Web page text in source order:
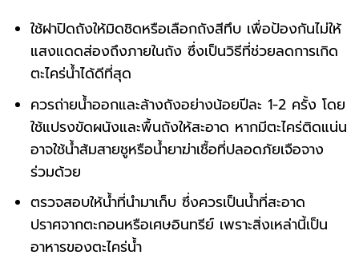
ใช้ฝาปิดถังให้มิดชิดหรือเลือกถังสีทึบ เพื่อป้องกันไม่ให้
แสงแดดส่องถึงภายในถัง ซึ่งเป็นวิธีที่ช่วยลดการเกิด
ตะไคร่น้ำได้ดีที่สุด
ควรถ่ายน้ำออกและล้างถังอย่างน้อยปีละ 1-2 ครั้ง โดย
ใช้แปรงขัดผนังและพื้นถังให้สะอาด หากมีตะไคร่ติดแน่น
อาจใช้น้ำส้มสายชูหรือน้ำยาฆ่าเชื้อที่ปลอดภัยเจือจาง
ร่วมด้วย
ตรวจสอบให้น้ำที่นำมาเก็บ ซึ่งควรเป็นน้ำที่สะอาด
ปราศจากตะกอนหรือเศษอินทรีย์ เพราะสิ่งเหล่านี้เป็น
อาหารของตะไคร่น้ำ